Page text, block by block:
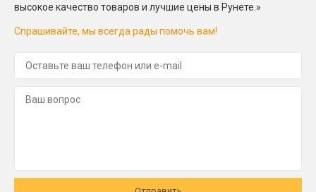
высокое качество товаров и лучшие цены в Рунете.»
Спрашивайте, мы всегда рады помочь вам!